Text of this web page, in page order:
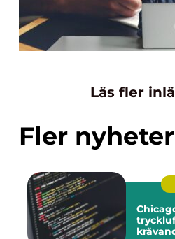
Läs fler
Fler nyheter